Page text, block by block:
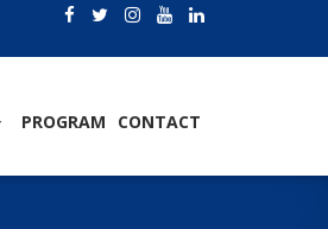
PROGRAM CONTACT